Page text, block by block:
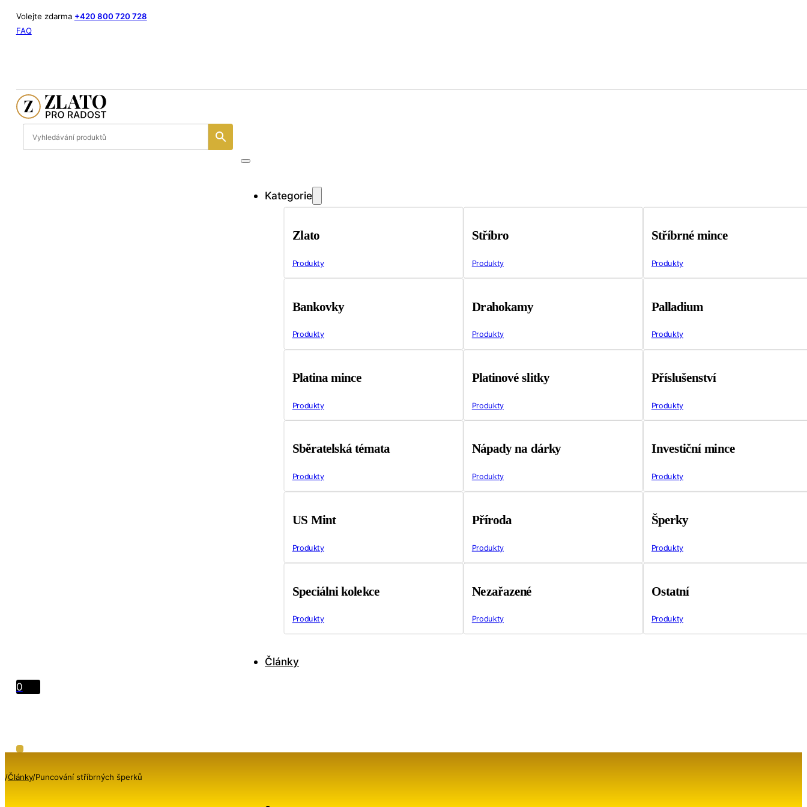
Volejte zdarma +420 800 720 728
FAQ
Kategorie
Zlato
Produkty
Stříbro
Produkty
Stříbrné mince
Produkty
Bankovky
Produkty
Drahokamy
Produkty
Palladium
Produkty
Platina mince
Produkty
Platinové slitky
Produkty
Příslušenství
Produkty
Sběratelská témata
Produkty
Nápady na dárky
Produkty
Investiční mince
Produkty
US Mint
Produkty
Příroda
Produkty
Šperky
Produkty
Speciálni kolekce
Produkty
Nezařazené
Produkty
Ostatní
Produkty
Články
0
/Články/Puncování stříbrných šperků